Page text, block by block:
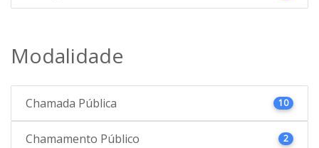
Modalidade
Chamada Pública 10
Chamamento Público 2